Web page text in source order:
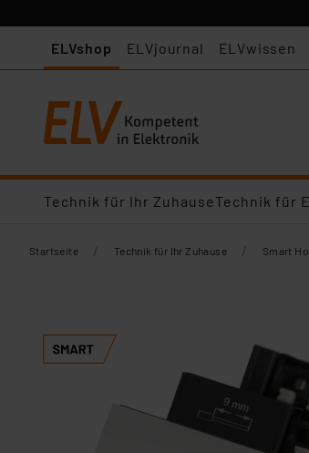
ELVshop ELVjournal ELVwissen
Technik für Ihr ZuhauseTechnik für
Startseite / Technik für Ihr Zuhause / Smart